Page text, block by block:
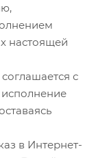
настоящей
с
в Интернет-